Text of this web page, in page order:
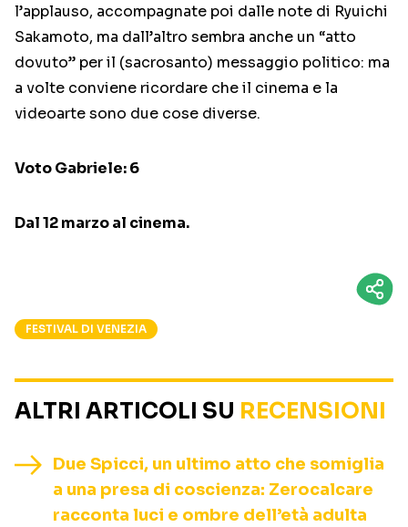
l’applauso, accompagnate poi dalle note di Ryuichi
Sakamoto, ma dall’altro sembra anche un “atto
dovuto” per il (sacrosanto) messaggio politico: ma
a volte conviene ricordare che il cinema e la
videoarte sono due cose diverse.
Voto Gabriele: 6
Dal 12 marzo al cinema.
FESTIVAL DI VENEZIA
ALTRI ARTICOLI SU RECENSIONI
Due Spicci, un ultimo atto che somiglia
a una presa di coscienza: Zerocalcare
racconta luci e ombre dell’età adulta